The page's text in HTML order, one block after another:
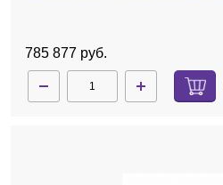
785 877 руб.